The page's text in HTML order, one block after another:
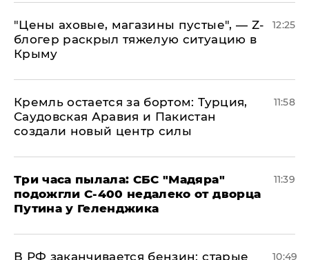
​"Цены аховые, магазины пустые", — Z-
блогер раскрыл тяжелую ситуацию в
Крыму
12:25
​Кремль остается за бортом: Турция,
Саудовская Аравия и Пакистан
создали новый центр силы
11:58
Три часа пылала: СБС "Мадяра"
подожгли С-400 недалеко от дворца
Путина у Геленджика
11:39
​В РФ заканчивается бензин: старые
10:49